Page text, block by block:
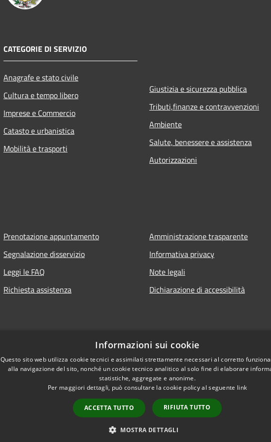
CATEGORIE DI SERVIZIO
Anagrafe e stato civile
Cultura e tempo libero
Imprese e Commercio
Catasto e urbanistica
Mobilità e trasporti
Giustizia e sicurezza pubblica
Tributi,finanze e contravvenzioni
Ambiente
Salute, benessere e assistenza
Autorizzazioni
Prenotazione appuntamento
Segnalazione disservizio
Leggi le FAQ
Richiesta assistenza
Amministrazione trasparente
Informativa privacy
Note legali
Dichiarazione di accessibilità
Copyright © 2026 •
Informazioni sui cookie
Questo sito web utilizza cookie tecnici e assimilati strettamente necessari al corretto
alla navigazione del sito, nonché un cookie tecnico analitico al solo fine di elaborare
statistiche, aggregate e anonime.
Per maggiori dettagli, può consultare la cookie policy al seguente link
ACCETTA TUTTO RIFIUTA TUTTO
MOSTRA DETTAGLI